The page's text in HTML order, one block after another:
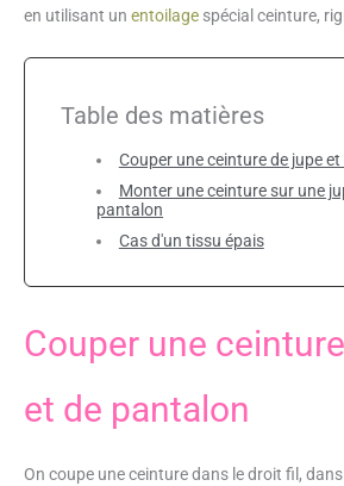
en utilisant un entoilage spécial ceinture,
Table des matières
Couper une ceinture de jupe
Monter une ceinture sur une
pantalon
Cas d'un tissu épais
Couper une
et de pantalon
On coupe une ceinture dans le droit fil,